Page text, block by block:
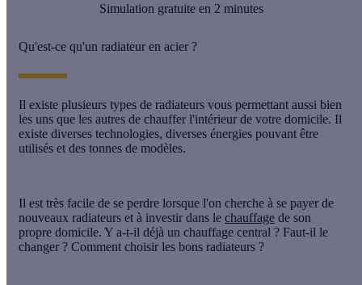
Simulation gratuite en 2 minutes
Qu'est-ce qu'un radiateur en acier ?
Il existe plusieurs types de radiateurs vous permettant aussi bien
les uns que les autres de chauffer l'intérieur de votre domicile. Il
existe diverses technologies, diverses énergies pouvant être
utilisés et des tonnes de modèles.
Il est très facile de se perdre lorsque l'on cherche à se payer de
nouveaux radiateurs et à investir dans le chauffage de son
propre domicile. Y a-t-il déjà un chauffage central ? Faut-il le
changer ? Comment choisir les bons radiateurs ?